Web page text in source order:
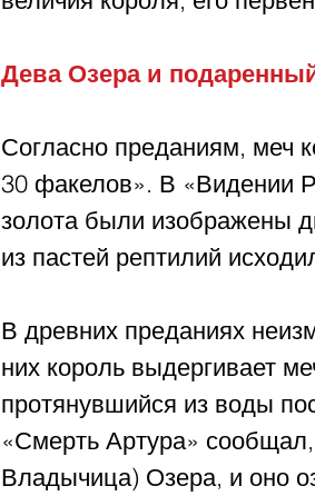
Дева Озера и
Согласно преданиям, меч
30 факелов». В «Видении
золота были изображены
из пастей рептилий
В древних преданиях
них король выдергивает
протянувшийся из воды
«Смерть Артура»
Владычица) Озера, и оно